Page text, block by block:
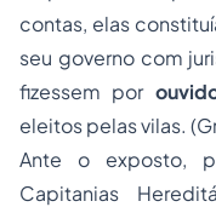
contas, elas
seu governo com
fizessem por
eleitos pelas vilas.
Ante o exposto,
Capitanias